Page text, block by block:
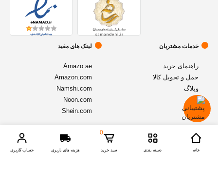
خدمات مشتریان
راهنمای خرید
حمل و تحویل کالا
وبلاگ
لینک های مفید
Amazo.ae
Amazon.com
Namshi.com
Noon.com
Shein.com
خانه
دسته بندی
0
سبد خرید هزینه های باربری حساب کاربری